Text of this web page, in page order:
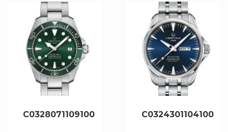
C0328071109100 C0324301104100